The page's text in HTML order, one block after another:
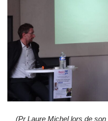
(Pr Laure Michel lors de